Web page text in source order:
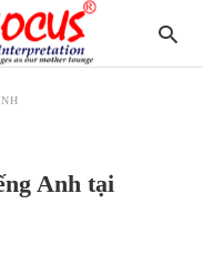
Anh tại